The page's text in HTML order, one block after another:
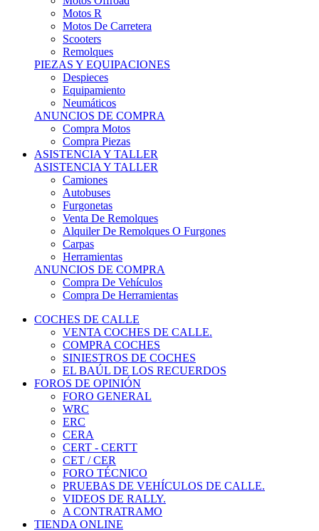
Motos R
Motos De Carretera
Scooters
Remolques
PIEZAS Y EQUIPACIONES
Despieces
Equipamiento
Neumáticos
ANUNCIOS DE COMPRA
Compra Motos
Compra Piezas
ASISTENCIA Y TALLER
ASISTENCIA Y TALLER
Camiones
Autobuses
Furgonetas
Venta De Remolques
Alquiler De Remolques O Furgones
Carpas
Herramientas
ANUNCIOS DE COMPRA
Compra De Vehículos
Compra De Herramientas
COCHES DE CALLE
VENTA COCHES DE CALLE.
COMPRA COCHES
SINIESTROS DE COCHES
EL BAÚL DE LOS RECUERDOS
FOROS DE OPINIÓN
FORO GENERAL
WRC
ERC
CERA
CERT - CERTT
CET / CER
FORO TÉCNICO
PRUEBAS DE VEHÍCULOS DE CALLE.
VIDEOS DE RALLY.
A CONTRATRAMO
TIENDA ONLINE